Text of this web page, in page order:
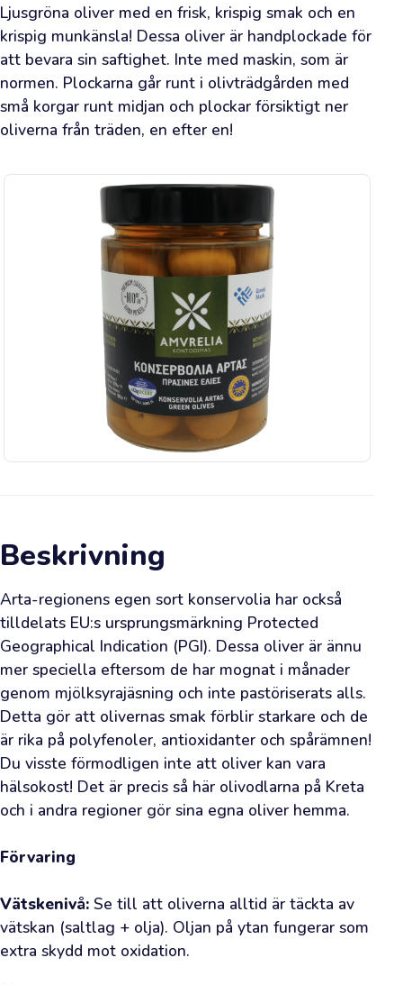
Framsida
Lägg
en
beställning
Lär
information
Säsongsförmåner
Happy
Idag
Vad
roligt
att
den
gräsiga
doften
färsk
ledde
dig
till
Ljusgröna oliver med en frisk, krispig smak och en
krispig munkänsla! Dessa oliver är handplockade för
att bevara sin saftighet. Inte med maskin, som är
normen. Plockarna går runt i olivträdgården med
små korgar runt midjan och plockar försiktigt ner
oliverna från träden, en efter en!
Beskrivning
Arta-regionens egen sort konservolia har också
tilldelats EU:s ursprungsmärkning Protected
Geographical Indication (PGI). Dessa oliver är ännu
mer speciella eftersom de har mognat i månader
genom mjölksyrajäsning och inte pastöriserats alls.
Detta gör att olivernas smak förblir starkare och de
är rika på polyfenoler, antioxidanter och spårämnen!
Du visste förmodligen inte att oliver kan vara
hälsokost! Det är precis så här olivodlarna på Kreta
och i andra regioner gör sina egna oliver hemma.
Förvaring
Vätskenivå: Se till att oliverna alltid är täckta av
vätskan (saltlag + olja). Oljan på ytan fungerar som
extra skydd mot oxidation.